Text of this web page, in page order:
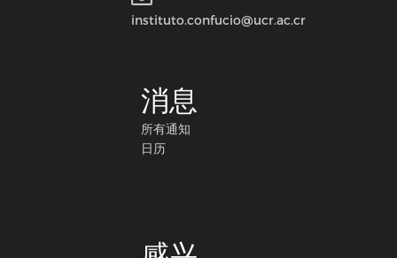
instituto.confucio@ucr.ac.cr
消息
所有通知
日历